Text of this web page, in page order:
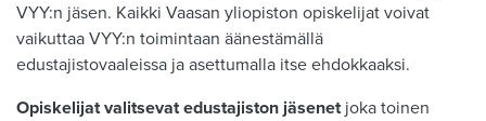
VYY:n jäsen. Kaikki Vaasan yliopiston opiskelijat voivat
vaikuttaa VYY:n toimintaan äänestämällä
edustajistovaaleissa ja asettumalla itse ehdokkaaksi.
Opiskelijat valitsevat edustajiston jäsenetjoka toinen